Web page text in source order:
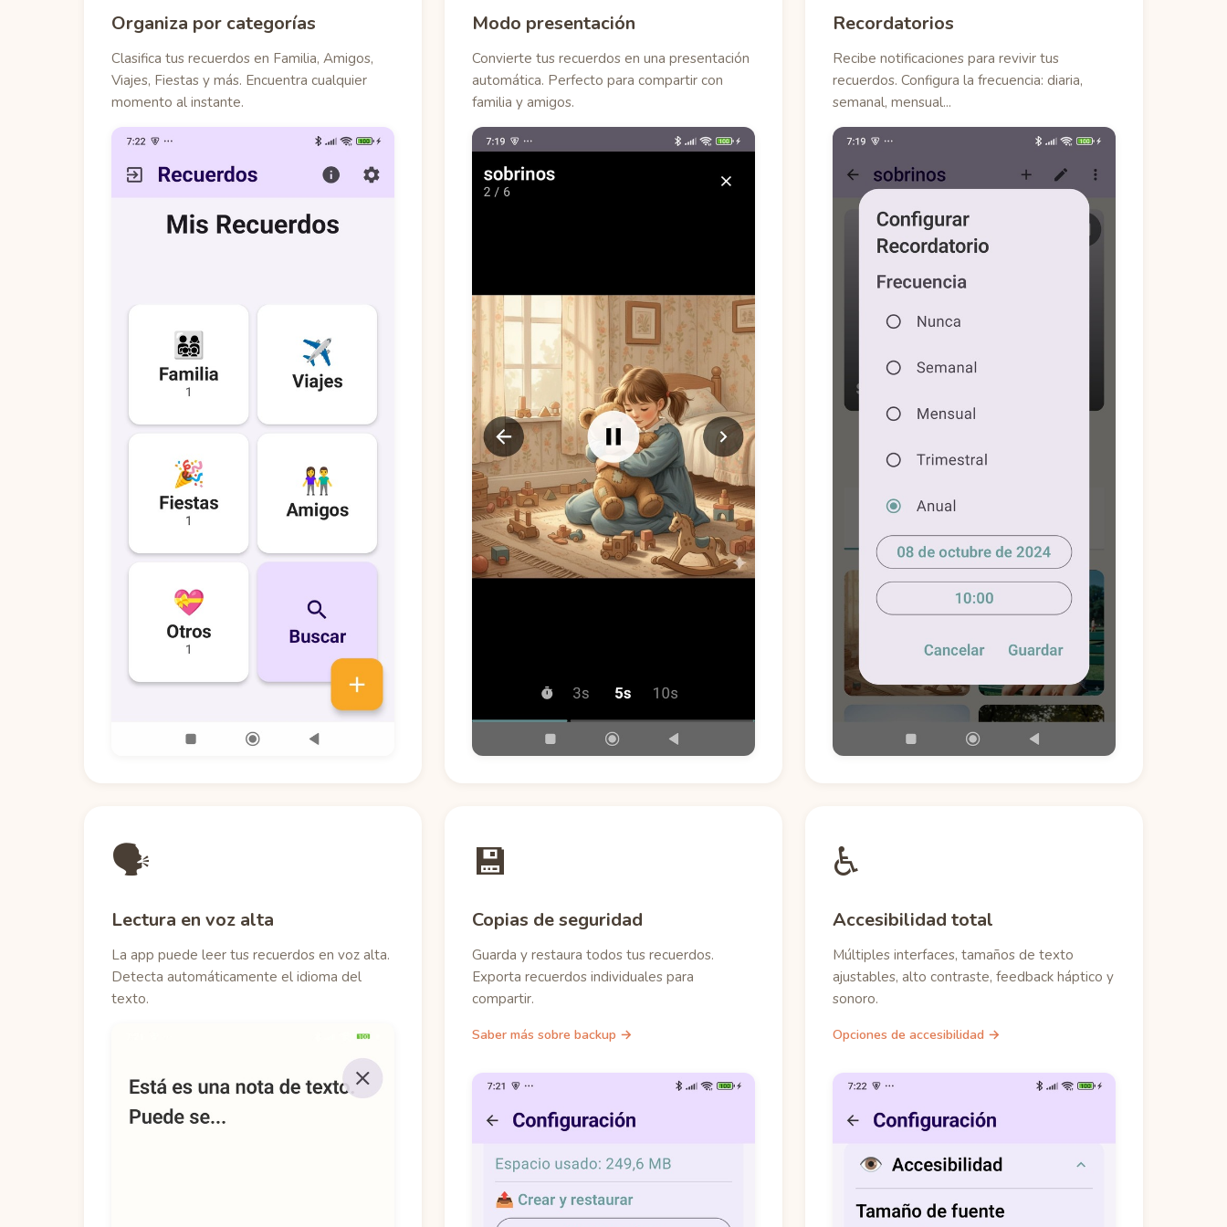
Organiza por categorías
Clasifica tus recuerdos en Familia, Amigos,
Viajes, Fiestas y más. Encuentra cualquier
momento al instante.
Modo presentación
Convierte tus recuerdos en una presentación
automática. Perfecto para compartir con
familia y amigos.
Recordatorios
Recibe notificaciones para revivir tus
recuerdos. Configura la frecuencia: diaria,
semanal, mensual...
🗣️
Lectura en voz alta
La app puede leer tus recuerdos en voz alta.
Detecta automáticamente el idioma del
texto.
💾
Copias de seguridad
Guarda y restaura todos tus recuerdos.
Exporta recuerdos individuales para
compartir.
Saber más sobre backup →
♿
Accesibilidad total
Múltiples interfaces, tamaños de texto
ajustables, alto contraste, feedback háptico y
sonoro.
Opciones de accesibilidad →